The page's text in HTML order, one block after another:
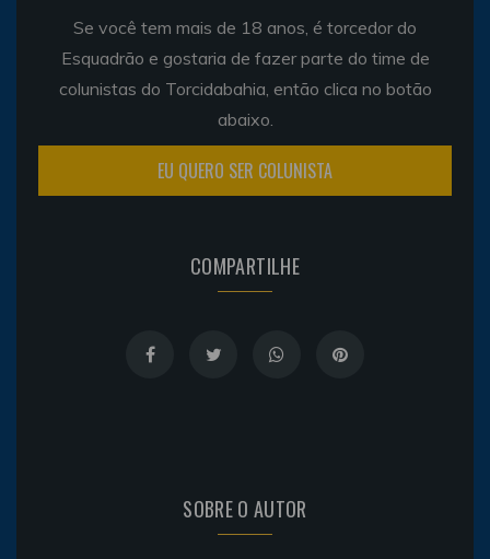
Se você tem mais de 18 anos, é torcedor do
Esquadrão e gostaria de fazer parte do time de
colunistas do Torcidabahia, então clica no botão
abaixo.
EU QUERO SER COLUNISTA
COMPARTILHE
SOBRE O AUTOR